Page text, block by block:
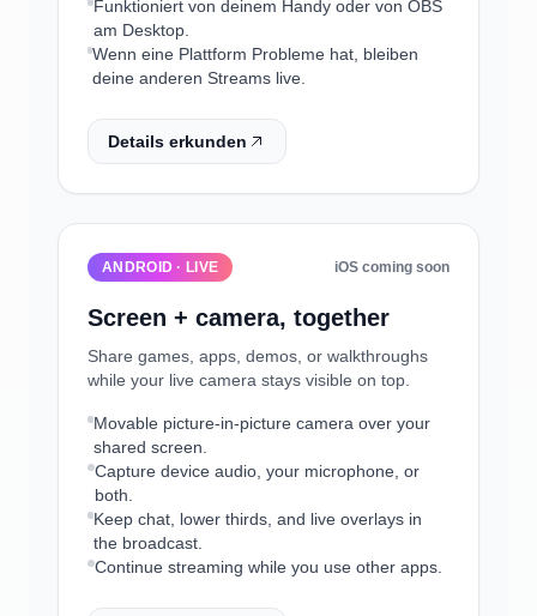
Funktioniert von deinem Handy oder von OBS
am Desktop.
Wenn eine Plattform Probleme hat, bleiben
deine anderen Streams live.
Details erkunden
ANDROID · LIVE iOS coming soon
Screen + camera, together
Share games, apps, demos, or walkthroughs
while your live camera stays visible on top.
Movable picture-in-picture camera over your
shared screen.
Capture device audio, your microphone, or
both.
Keep chat, lower thirds, and live overlays in
the broadcast.
Continue streaming while you use other apps.